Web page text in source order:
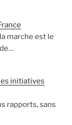
marche est le
initiatives
rapports, sans